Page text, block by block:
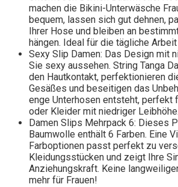
machen die Bikini-Unterwäsche
bequem, lassen sich gut dehnen,
Ihrer Hose und bleiben an
hängen. Ideal für die tägliche
Sexy Slip Damen: Das Design mit
Sie sexy aussehen. String Tanga
den Hautkontakt, perfektionieren
Gesäßes und beseitigen das
enge Unterhosen entsteht, perfekt
oder Kleider mit niedriger Leibhöhe.
Damen Slips Mehrpack 6: Dieses
Baumwolle enthält 6 Farben. Eine
Farboptionen passt perfekt zu
Kleidungsstücken und zeigt Ihre
Anziehungskraft. Keine
mehr für Frauen!